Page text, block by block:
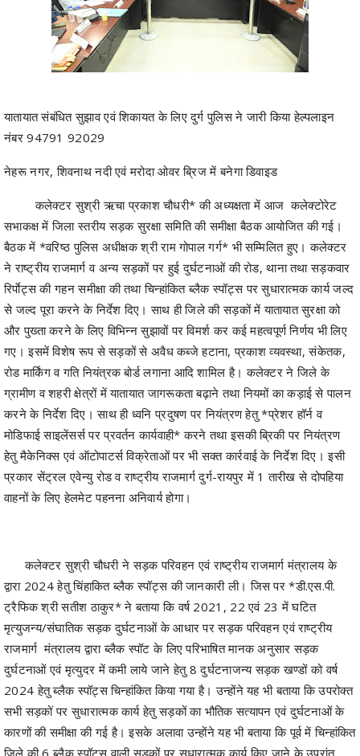
यातायात संबंधित सुझाव एवं शिकायत के लिए दुर्ग पुलिस ने जारी किया हेल्पलाइन
नेहरू नगर, शिवनाथ नदी एवं मरोदा ओवर ब्रिज में बनेगा डिवाइड
सभाकक्ष में जिला स्तरीय सड़क सुरक्षा समिति की समीक्षा बैठक आयोजित की गई।
बैठक में *वरिष्ठ पुलिस अधीक्षक श्री राम गोपाल गर्ग* भी सम्मिलित हुए। कलेक्टर
ने राष्ट्रीय राजमार्ग व अन्य सड़कों पर हुई दुर्घटनाओं की रोड, थाना तथा सड़कवार
रिर्पाेट्स की गहन समीक्षा की तथा चिन्हांकित ब्लैक स्पॉट्स पर सुधारात्मक कार्य जल्द
से जल्द पूरा करने के निर्देश दिए। साथ ही जिले की सड़कों में यातायात सुरक्षा को
और पुख्ता करने के लिए विभिन्न सुझावों पर विमर्श कर कई महत्वपूर्ण निर्णय भी लिए
गए। इसमें विशेष रूप से सड़कों से अवैध कब्जे हटाना, प्रकाश व्यवस्था, संकेतक,
रोड मार्किंग व गति नियंत्रक बोर्ड लगाना आदि शामिल है। कलेक्टर ने जिले के
ग्रामीण व शहरी क्षेत्रों में यातायात जागरूकता बढ़ाने तथा नियमों का कड़ाई से पालन
करने के निर्देश दिए। साथ ही ध्वनि प्रदुषण पर नियंत्रण हेतु *प्रेशर हॉर्न व
मोडिफाई साइलेंसर्स पर प्रवर्तन कार्यवाही* करने तथा इसकी ब्रिकी पर नियंत्रण
हेतु मैकेनिक्स एवं ऑटोपाटर्स विक्रेताओं पर भी सक्त कार्रवाई के निर्देश दिए। इसी
प्रकार सेंट्रल एवेन्यु रोड व राष्ट्रीय राजमार्ग दुर्ग-रायपुर में 1 तारीख से दोपहिया
वाहनों के लिए हेलमेट पहनना अनिवार्य होगा।
ट्रैफिक श्री सतीश ठाकुर* ने बताया कि वर्ष 2021, 22 एवं 23 में घटित
मृत्युजन्य/संघातिक सड़क दुर्घटनाओं के आधार पर सड़क परिवहन एवं राष्ट्रीय
राजमार्ग मंत्रालय द्वारा ब्लैक स्पॉट के लिए परिभाषित मानक अनुसार सड़क
दुर्घटनाओं एवं मृत्युदर में कमी लाये जाने हेतु 8 दुर्घटनाजन्य सड़क खण्डों को वर्ष
2024 हेतु ब्लैक स्पॉट्स चिन्हांकित किया गया है। उन्होंने यह भी बताया कि उपरोक्त
सभी सड़कों पर सुधारात्मक कार्य हेतु सड़कों का भौतिक सत्यापन एवं दुर्घटनाओं के
कारणों की समीक्षा की गई है। इसके अलावा उन्होंने यह भी बताया कि पूर्व में चिन्हांकित
जिले की 6 ब्लैक स्पॉट्स वाली सड़कों पर सुधारात्मक कार्य किए जाने के उपरांत
मृत्युजन्य/संघातिक सड़क दुर्घटनाओं की पुनरावृत्ति नहीं होने से सड़क परिवहन एवं
राष्ट्रीय राजमार्ग मंत्रालय द्वारा ब्लैक स्पॉट्स के लिए परिभाषित मानक अनुसार वर्ष